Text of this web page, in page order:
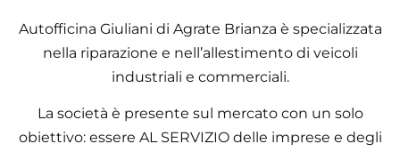
Autofficina Giuliani di Agrate Brianza è specializzata
nella riparazione e nell’allestimento di veicoli
industriali e commerciali.
La società è presente sul mercato con un solo
obiettivo: essere AL SERVIZIO delle imprese e degli